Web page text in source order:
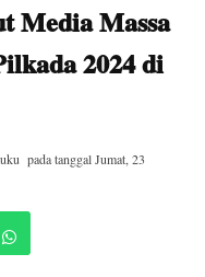
Media Massa
2024 di
pada tanggalJumat, 23